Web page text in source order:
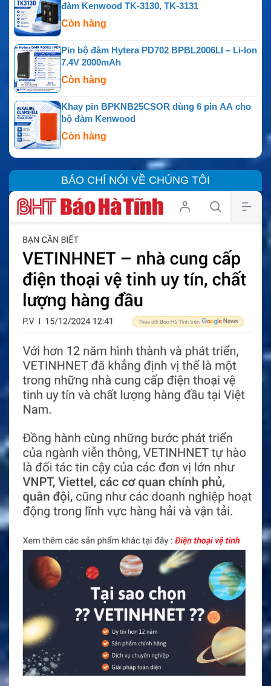
đàm Kenwood TK-3130, TK-3131
Còn hàng
Pin bộ đàm Hytera PD702 BPBL2006LI – Li-Ion
7.4V 2000mAh
Còn hàng
Khay pin BPKNB25CSOR dùng 6 pin AA cho
bộ đàm Kenwood
Còn hàng
BÁO CHÍ NÓI VỀ CHÚNG TÔI